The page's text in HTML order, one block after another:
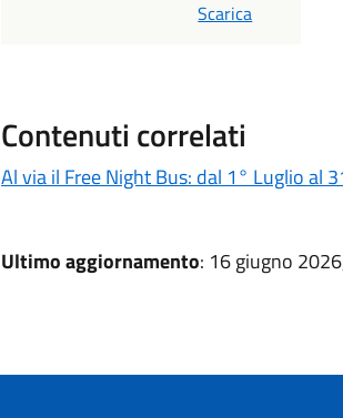
Scarica
Contenuti correlati
Al via il Free Night Bus: dal 1° Luglio al
Ultimo aggiornamento: 16 giugno